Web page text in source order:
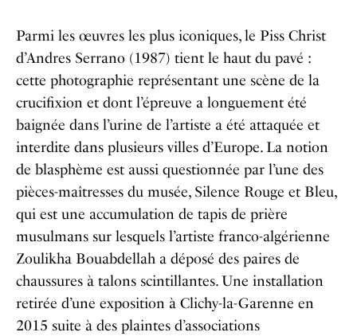
Parmi les œuvres les plus iconiques, le Piss Christ
d’Andres Serrano (1987) tient le haut du pavé :
cette photographie représentant une scène de la
crucifixion et dont l’épreuve a longuement été
baignée dans l’urine de l’artiste a été attaquée et
interdite dans plusieurs villes d’Europe. La notion
de blasphème est aussi questionnée par l’une des
pièces-maîtresses du musée, Silence Rouge et Bleu,
qui est une accumulation de tapis de prière
musulmans sur lesquels l’artiste franco-algérienne
Zoulikha Bouabdellah a déposé des paires de
chaussures à talons scintillantes. Une installation
retirée d’une exposition à Clichy-la-Garenne en
2015 suite à des plaintes d’associations